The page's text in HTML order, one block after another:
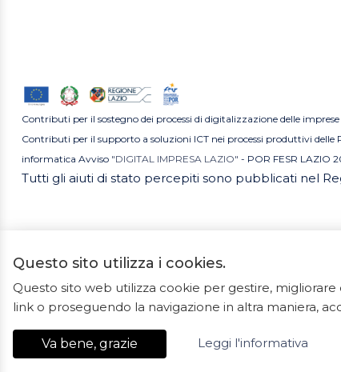
Contributi per il sostegno dei processi di digitalizzazione delle imprese
Contributi per il supporto a soluzioni ICT nei processi produttivi
informatica Avviso "DIGITAL IMPRESA LAZIO" - POR FESR LAZIO
Tutti gli aiuti di stato percepiti sono pubblicati nel
Questo sito utilizza i cookies.
Questo sito web utilizza cookie per gestire,
link o proseguendo la navigazione in altra maniera,
Va bene, grazie Leggi l'informativa